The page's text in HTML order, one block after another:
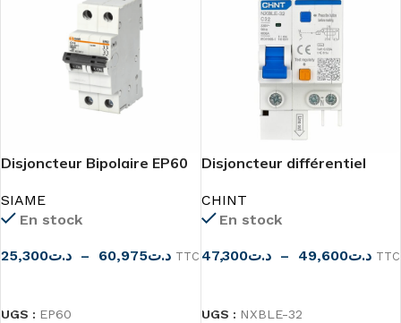
Disjoncteur Bipolaire EP60
SIAME
En stock
د.ت25,300 – د.ت60,975
TTC
UGS : EP60
Disjoncteur différentiel
CHINT
En stock
د.ت47,300 – د.ت49,600
TTC
UGS : NXBLE-32